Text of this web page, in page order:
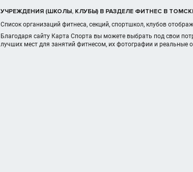
УЧРЕЖДЕНИЯ (ШКОЛЫ, КЛУБЫ) В РАЗДЕЛЕ ФИТНЕС В
Список организаций фитнеса, секций, спортшкол, клубов
Благодаря сайту Карта Спорта вы можете выбрать под свои
лучших мест для занятий фитнесом, их фотографии и реальные